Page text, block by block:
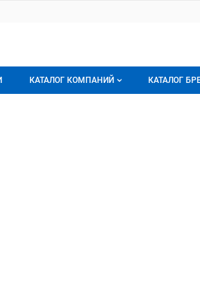
КАТАЛОГ КОМПАНИЙ КАТАЛОГ